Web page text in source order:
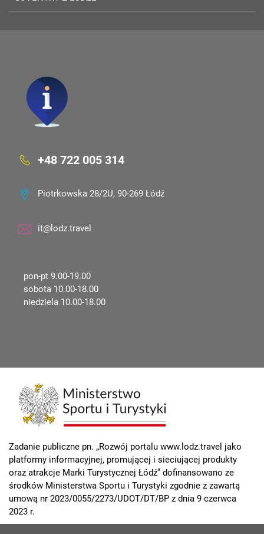
+48 722 005 314
Piotrkowska 28/2U, 90-269 Łódź
it@lodz.travel
pon-pt 9.00-19.00
sobota 10.00-18.00
niedziela 10.00-18.00
Zadanie publiczne pn. „Rozwój portalu www.lodz.travel jako
platformy informacyjnej, promującej i sieciującej produkty
oraz atrakcje Marki Turystycznej Łódź” dofinansowano ze
środków Ministerstwa Sportu i Turystyki zgodnie z zawartą
umową nr 2023/0055/2273/UDOT/DT/BP z dnia 9 czerwca
2023 r.